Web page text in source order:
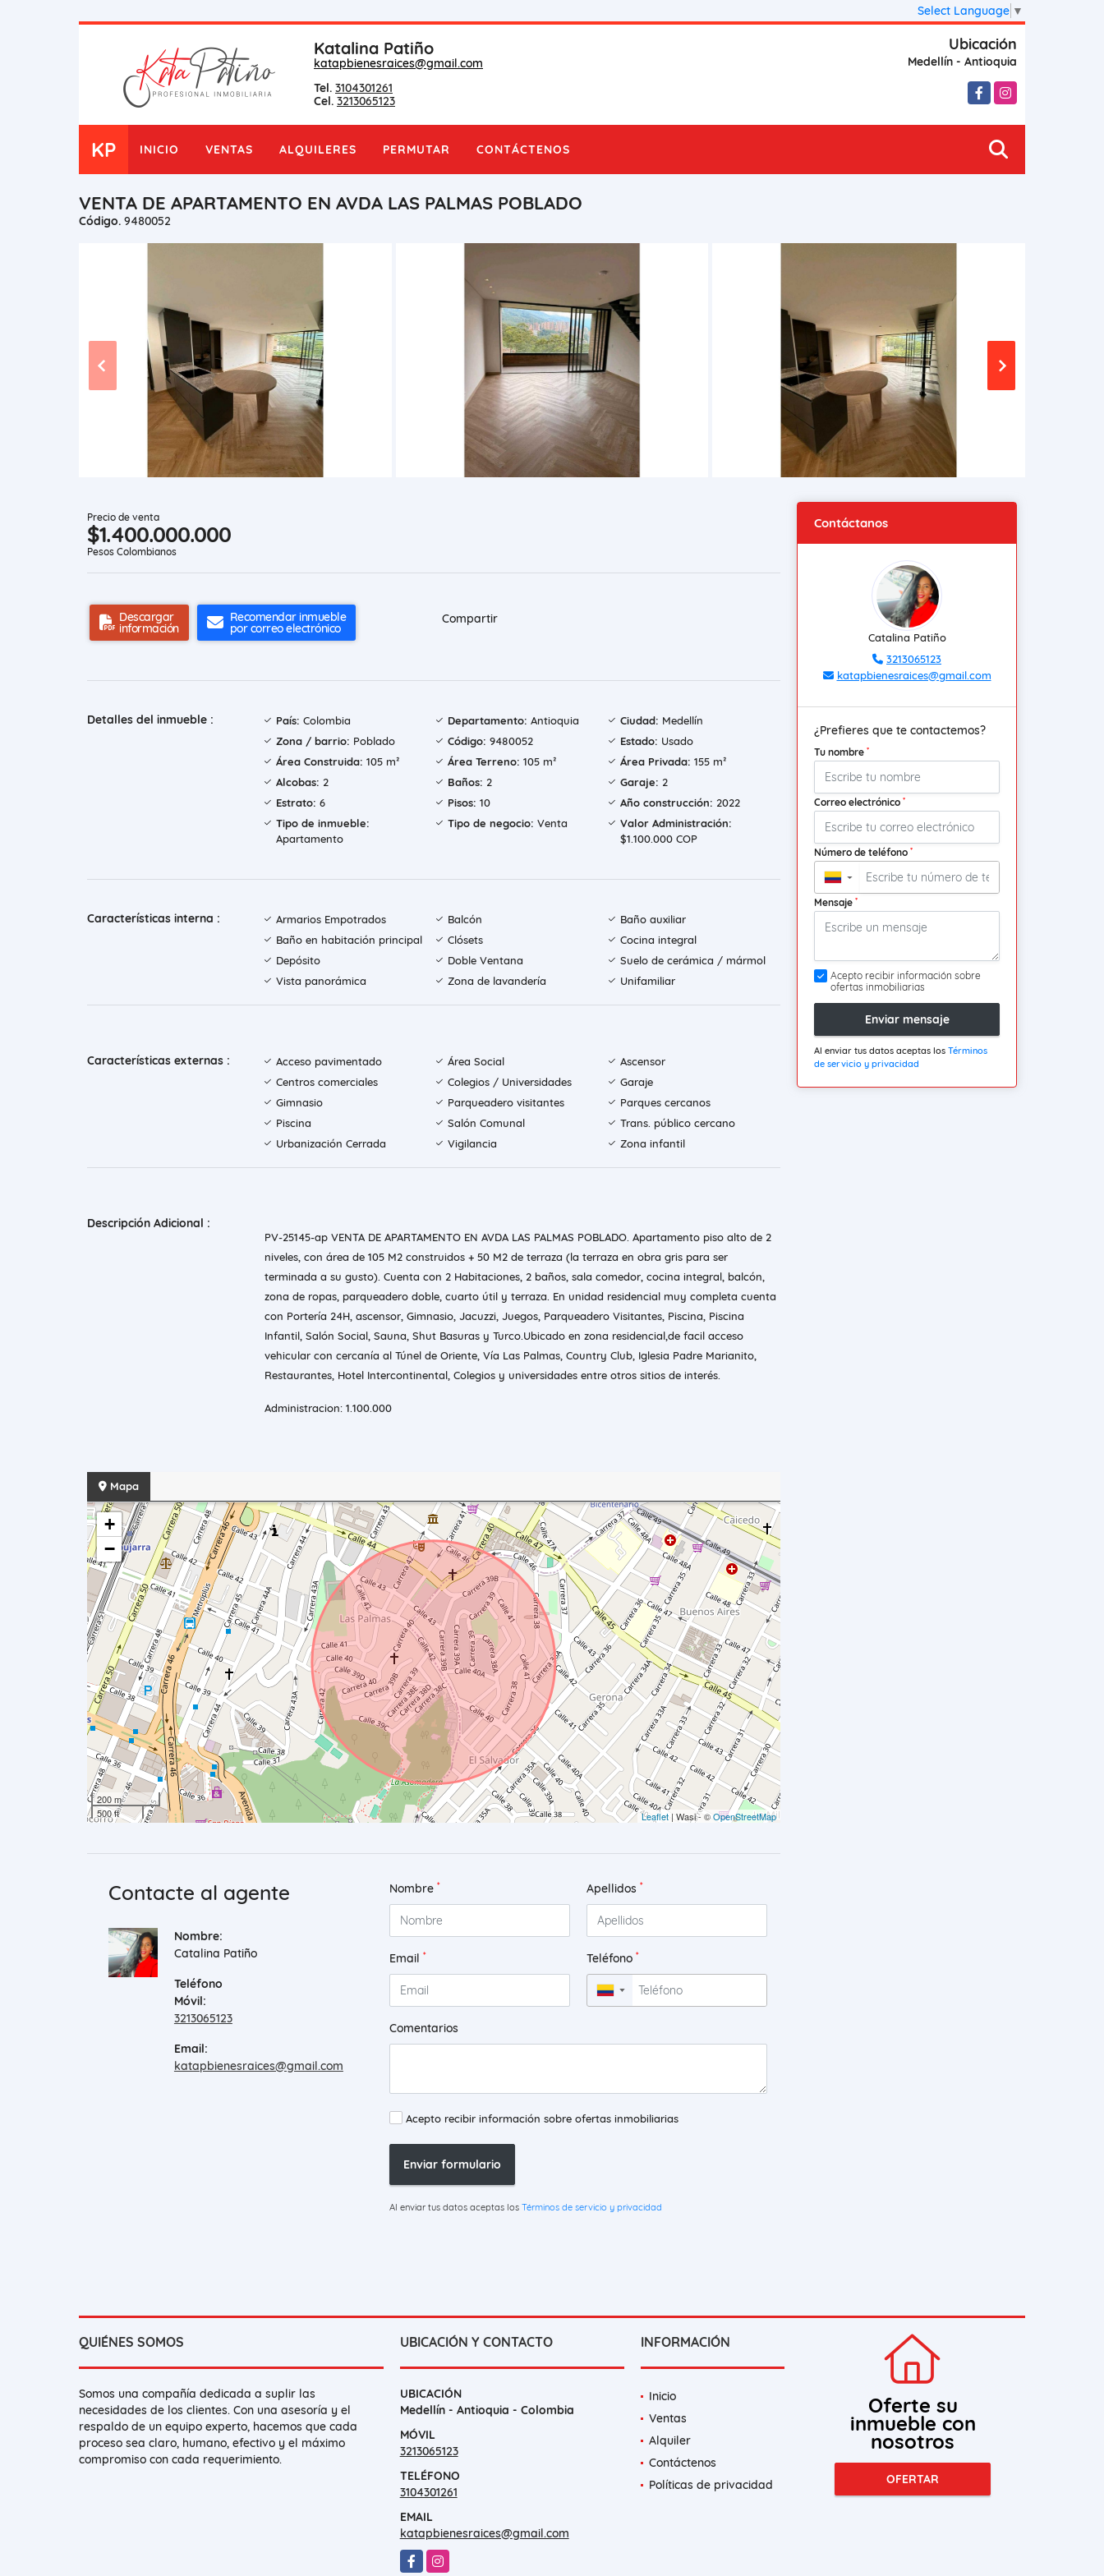
Select Language ▼
Katalina Patiño
katapbienesraices@gmail.com
Tel. 3104301261
Cel. 3213065123
Ubicación
Medellín - Antioquia
FacebookInstagram
KP INICIO VENTAS ALQUILERES PERMUTAR CONTÁCTENOS
VENTA DE APARTAMENTO EN AVDA LAS PALMAS POBLADO
Código. 9480052
Precio de venta
$1.400.000.000
Pesos Colombianos
Descargar
información
Recomendar inmueble
por correo electrónico
Compartir
Detalles del inmueble : País: Colombia Departamento: Antioquia Ciudad: Medellín
Zona / barrio: Poblado Código: 9480052 Estado: Usado
Área Construida: 105 m² Área Terreno: 105 m² Área Privada: 155 m²
Alcobas: 2 Baños: 2 Garaje: 2
Estrato: 6 Pisos: 10 Año construcción: 2022
Tipo de inmueble:
Apartamento
Tipo de negocio: Venta
Valor Administración:
$1.100.000 COP
Características interna : Armarios Empotrados Balcón
Baño auxiliar
Baño en habitación principal
Clósets
Cocina integral
Depósito
Doble Ventana
Suelo de cerámica / mármol
Vista panorámica
Zona de lavandería Unifamiliar
Características externas : Acceso pavimentado Área Social
Ascensor
Centros comerciales
Colegios / Universidades
Garaje
Gimnasio
Parqueadero visitantes
Parques cercanos
Piscina
Salón Comunal
Trans. público cercano
Urbanización Cerrada
Vigilancia Zona infantil
Descripción Adicional :
PV-25145-ap VENTA DE APARTAMENTO EN AVDA LAS PALMAS POBLADO. Apartamento piso alto de 2
niveles, con área de 105 M2 construidos + 50 M2 de terraza (la terraza en obra gris para ser
terminada a su gusto). Cuenta con 2 Habitaciones, 2 baños, sala comedor, cocina integral, balcón,
zona de ropas, parqueadero doble, cuarto útil y terraza. En unidad residencial muy completa cuenta
con Portería 24H, ascensor, Gimnasio, Jacuzzi, Juegos, Parqueadero Visitantes, Piscina, Piscina
Infantil, Salón Social, Sauna, Shut Basuras y Turco.Ubicado en zona residencial,de facil acceso
vehicular con cercanía al Túnel de Oriente, Vía Las Palmas, Country Club, Iglesia Padre Marianito,
Restaurantes, Hotel Intercontinental, Colegios y universidades entre otros sitios de interés.
Administracion: 1.100.000
Mapa
+
−
200 m
500 ft
Leaflet | Wasi - ©OpenStreetMap
Contacte al agente
Nombre:
Catalina Patiño
Teléfono
Móvil:
3213065123
Email:
katapbienesraices@gmail.com
Nombre * Apellidos *
Email * Teléfono *
▼
Comentarios
Acepto recibir información sobre ofertas inmobiliarias
Enviar formulario
Al enviar tus datos aceptas los Términos de servicio y privacidad
Contáctanos
Catalina Patiño
3213065123
katapbienesraices@gmail.com
¿Prefieres que te contactemos?
Tu nombre *
Correo electrónico *
Número de teléfono *
▼
Mensaje *
Acepto recibir información sobre
ofertas inmobiliarias
Enviar mensaje
Al enviar tus datos aceptas los Términos
de servicio y privacidad
QUIÉNES SOMOS
Somos una compañía dedicada a suplir las
necesidades de los clientes. Con una asesoría y el
respaldo de un equipo experto, hacemos que cada
proceso sea claro, humano, efectivo y el máximo
compromiso con cada requerimiento.
UBICACIÓN Y CONTACTO
UBICACIÓN
Medellín - Antioquia - Colombia
MÓVIL
3213065123
TELÉFONO
3104301261
EMAIL
katapbienesraices@gmail.com
FacebookInstagram
INFORMACIÓN
Inicio
Ventas
Alquiler
Contáctenos
Políticas de privacidad
Oferte su
inmueble con
nosotros
OFERTAR